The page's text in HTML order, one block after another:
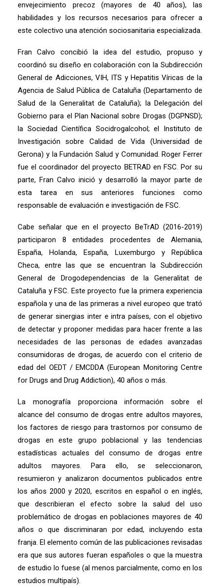
envejecimiento precoz (mayores de 40 años), las
habilidades y los recursos necesarios para ofrecer a
este colectivo una atención sociosanitaria especializada.
Fran Calvo concibió la idea del estudio, propuso y
coordinó su diseño en colaboración con la Subdirección
General de Adicciones, VIH, ITS y Hepatitis Víricas de la
Agencia de Salud Pública de Cataluña (Departamento de
Salud de la Generalitat de Cataluña); la Delegación del
Gobierno para el Plan Nacional sobre Drogas (DGPNSD);
la Sociedad Científica Socidrogalcohol; el Instituto de
Investigación sobre Calidad de Vida (Universidad de
Gerona) y la Fundación Salud y Comunidad. Roger Ferrer
fue el coordinador del proyecto BETRAD en FSC. Por su
parte, Fran Calvo inició y desarrolló la mayor parte de
esta tarea en sus anteriores funciones como
responsable de evaluación e investigación de FSC.
Cabe señalar que en el proyecto BeTrAD (2016-2019)
participaron 8 entidades procedentes de Alemania,
España, Holanda, España, Luxemburgo y República
Checa, entre las que se encuentran la Subdirección
General de Drogodependencias de la Generalitat de
Cataluña y FSC. Este proyecto fue la primera experiencia
española y una de las primeras a nivel europeo que trató
de generar sinergias inter e intra países, con el objetivo
de detectar y proponer medidas para hacer frente a las
necesidades de las personas de edades avanzadas
consumidoras de drogas, de acuerdo con el criterio de
edad del OEDT / EMCDDA (European Monitoring Centre
for Drugs and Drug Addiction), 40 años o más.
La monografía proporciona información sobre el
alcance del consumo de drogas entre adultos mayores,
los factores de riesgo para trastornos por consumo de
drogas en este grupo poblacional y las tendencias
estadísticas actuales del consumo de drogas entre
adultos mayores. Para ello, se seleccionaron,
resumieron y analizaron documentos publicados entre
los años 2000 y 2020, escritos en español o en inglés,
que describieran el efecto sobre la salud del uso
problemático de drogas en poblaciones mayores de 40
años o que discriminaran por edad, incluyendo esta
franja. El elemento común de las publicaciones revisadas
era que sus autores fueran españoles o que la muestra
de estudio lo fuese (al menos parcialmente, como en los
estudios multipaís).